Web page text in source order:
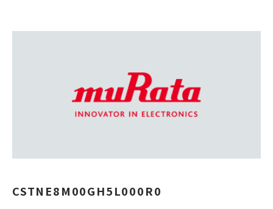
CSTNE8M00GH5L000R0